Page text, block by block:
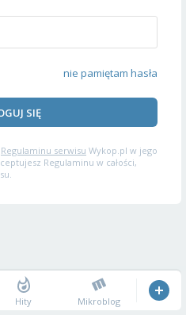
nie pamiętam hasła
SIĘ
Regulaminu serwisu Wykop.pl w jego
Regulaminu w całości,
Hity Mikroblog